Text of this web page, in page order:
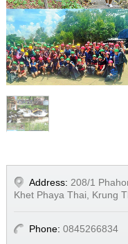
1/1
Address: 208/1
Khet Phaya Thai, Krung
Phone: 0845266834